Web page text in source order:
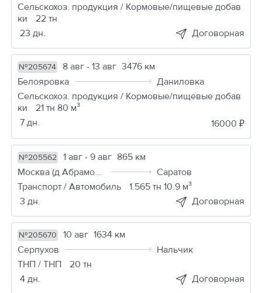
Сельскохоз. продукция / Кормовые/пищевые добав
ки
22 тн
23 дн.
Договорная
№205674 8 авг - 13 авг 3476 км
Белояровка
Даниловка
Сельскохоз. продукция / Кормовые/пищевые добав
ки
21 тн 80 м³
7 дн.
16000 ₽
№205562 1 авг - 9 авг 865 км
Москва (д Абрамовка)
Саратов
Транспорт / Автомобиль
1.565 тн 10.9 м³
3 дн.
Договорная
№205670 10 авг 1634 км
Серпухов
Нальчик
ТНП / ТНП
20 тн
4 дн.
Договорная